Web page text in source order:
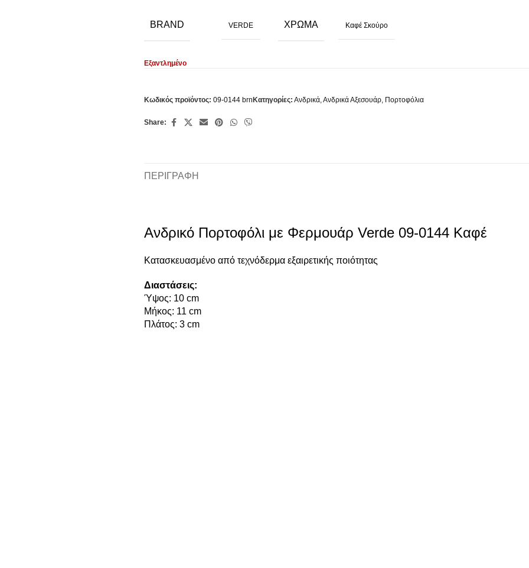
BRAND VERDE ΧΡΏΜΑ Καφέ Σκούρο
Εξαντλημένο
Κωδικός προϊόντος: 09-0144 brn Κατηγορίες: Ανδρικά,Ανδρικά Αξεσουάρ, Πορτοφόλια
Share:
ΠΕΡΙΓΡΑΦΉ
Ανδρικό Πορτοφόλι με Φερμουάρ Verde 09-0144 Καφέ
Κατασκευασμένο από τεχνόδερμα εξαιρετικής ποιότητας
Διαστάσεις:
Ύψος: 10 cm
Μήκος: 11 cm
Πλάτος: 3 cm